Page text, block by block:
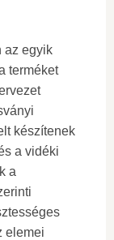
az egyik
terméket
készítenek
a vidéki
a
elemei